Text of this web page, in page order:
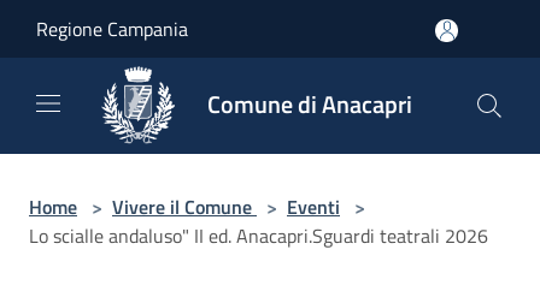
Regione Campania
Comune di Anacapri
Home > Vivere il Comune > Eventi >
Lo scialle andaluso" II ed. Anacapri.Sguardi teatrali 2026